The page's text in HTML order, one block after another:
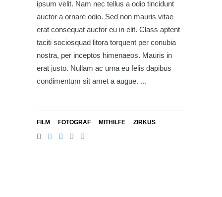
ipsum velit. Nam nec tellus a odio tincidunt
auctor a ornare odio. Sed non mauris vitae
erat consequat auctor eu in elit. Class aptent
taciti sociosquad litora torquent per conubia
nostra, per inceptos himenaeos. Mauris in
erat justo. Nullam ac urna eu felis dapibus
condimentum sit amet a augue.
FILM FOTOGRAF MITHILFE ZIRKUS